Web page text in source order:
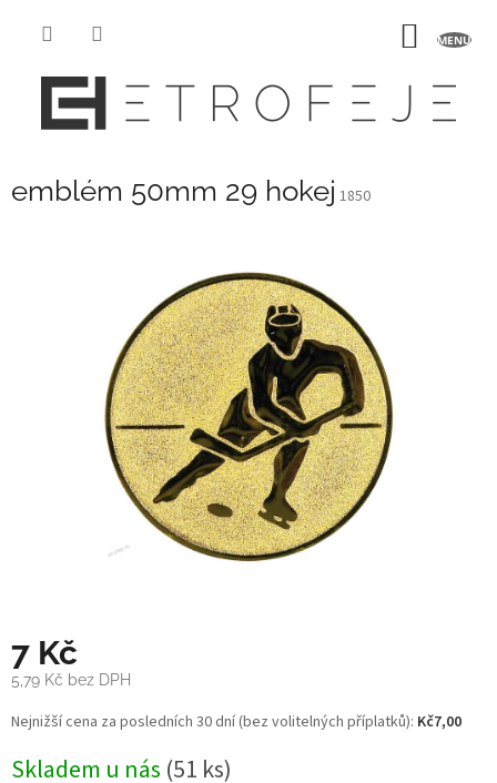
emblém 50mm 29 hokej 1850
7 Kč
5,79 Kč bez DPH
Měrná
cena:
Nejnižší cena za posledních 30 dní (bez volitelných příplatků): Kč7,00
Skladem u nás (51 ks)